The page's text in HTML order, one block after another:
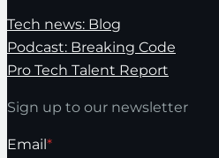
Tech news: Blog
Podcast: Breaking Code
Pro Tech Talent Report
Sign up to our newsletter
Email*